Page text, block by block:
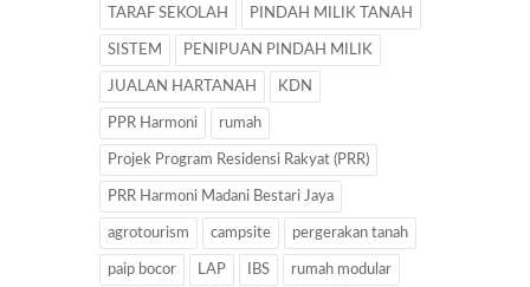
TARAF SEKOLAH PINDAH MILIK TANAH
SISTEM PENIPUAN PINDAH MILIK
JUALAN HARTANAH KDN
PPR Harmoni rumah
Projek Program Residensi Rakyat (PRR)
PRR Harmoni Madani Bestari Jaya
agrotourism campsite pergerakan tanah
paip bocor LAP IBS rumah modular